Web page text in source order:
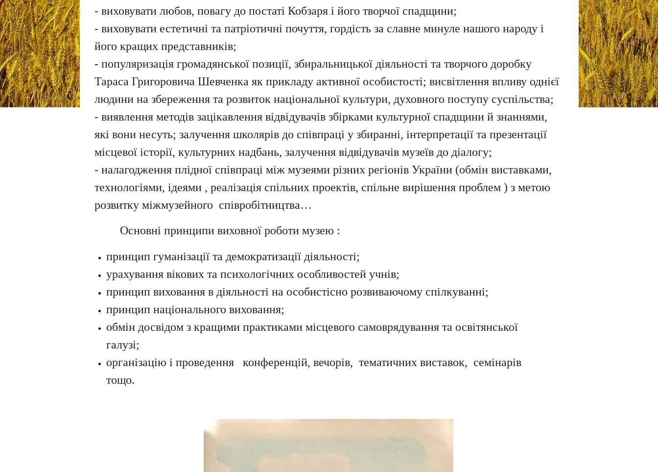
- виховувати любов, повагу до постаті Кобзаря і його творчої спадщини;
- виховувати естетичні та патріотичні почуття, гордість за славне минуле нашого народу і
його кращих представників;
- популяризація громадянської позиції, збиральницької діяльності та творчого доробку
Тараса Григоровича Шевченка як прикладу активної особистості; висвітлення впливу однієї
людини на збереження та розвиток національної культури, духовного поступу суспільства;
- виявлення методів зацікавлення відвідувачів збірками культурної спадщини й знаннями,
які вони несуть; залучення школярів до співпраці у збиранні, інтерпретації та презентації
місцевої історії, культурних надбань, залучення відвідувачів музеїв до діалогу;
- налагодження плідної співпраці між музеями різних регіонів України (обмін виставками,
технологіями, ідеями , реалізація спільних проектів, спільне вирішення проблем ) з метою
розвитку міжмузейного співробітництва…
Основні принципи виховної роботи музею :
принцип гуманізації та демократизації діяльності;
урахування вікових та психологічних особливостей учнів;
принцип виховання в діяльності на особистісно розвиваючому спілкуванні;
принцип національного виховання;
обмін досвідом з кращими практиками місцевого самоврядування та освітянської
галузі;
організацію і проведення конференцій, вечорів, тематичних виставок, семінарів
тощо.